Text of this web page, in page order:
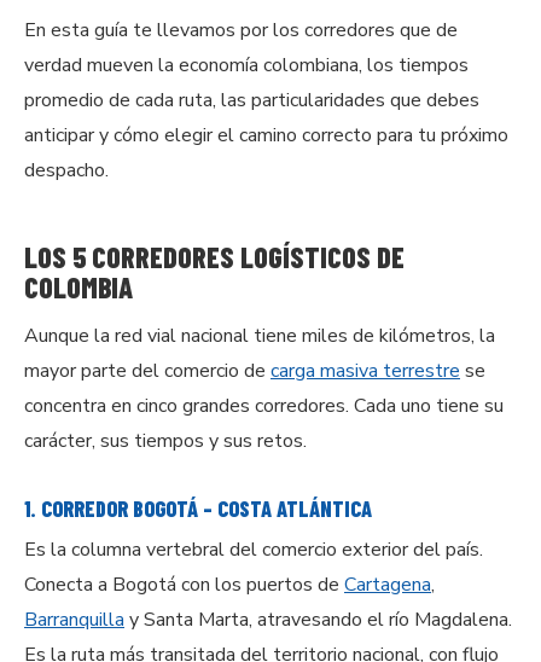
En esta guía te llevamos por los corredores que de
verdad mueven la economía colombiana, los tiempos
promedio de cada ruta, las particularidades que debes
anticipar y cómo elegir el camino correcto para tu próximo
despacho.
LOS 5 CORREDORES LOGÍSTICOS DE
COLOMBIA
Aunque la red vial nacional tiene miles de kilómetros, la
mayor parte del comercio de carga masiva terrestre se
concentra en cinco grandes corredores. Cada uno tiene su
carácter, sus tiempos y sus retos.
1. CORREDOR BOGOTÁ – COSTA ATLÁNTICA
Es la columna vertebral del comercio exterior del país.
Conecta a Bogotá con los puertos de Cartagena,
Barranquilla y Santa Marta, atravesando el río Magdalena.
Es la ruta más transitada del territorio nacional, con flujo